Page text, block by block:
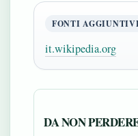
FONTI
it.wikipedia.org
DA NON